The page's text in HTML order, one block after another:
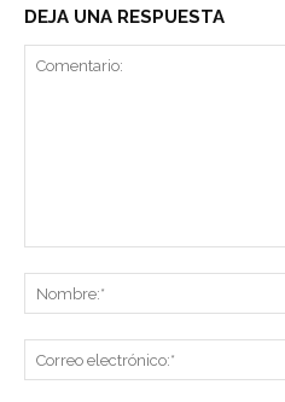
DEJA UNA RESPUESTA